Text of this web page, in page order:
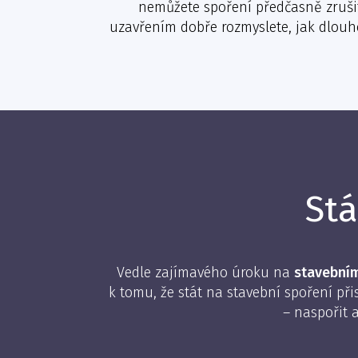
nemůžete spoření předčasně
uzavřením dobře rozmyslete, jak
Vedle zajímavého úroku na
k tomu, že stát na stavební spoření
– naspořit